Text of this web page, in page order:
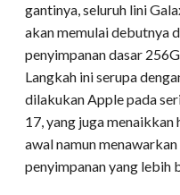
gantinya, seluruh lini
akan memulai debutnya
penyimpanan dasar
Langkah ini serupa
dilakukan Apple pada
17, yang juga menaikkan
awal namun
penyimpanan yang lebih